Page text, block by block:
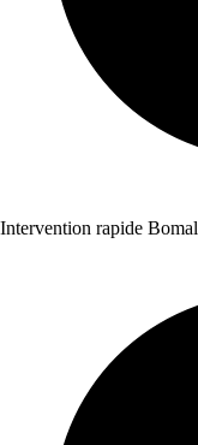
Intervention rapide Bomal